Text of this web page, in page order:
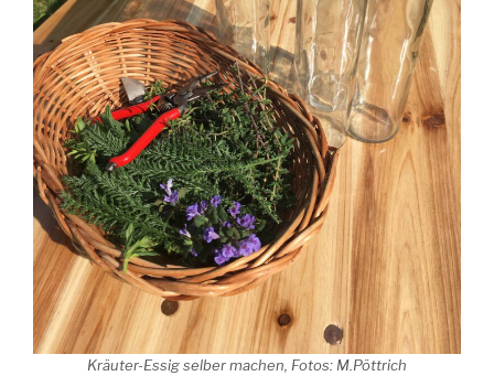
Kräuter-Essig selber machen, Fotos: M.Pöttrich